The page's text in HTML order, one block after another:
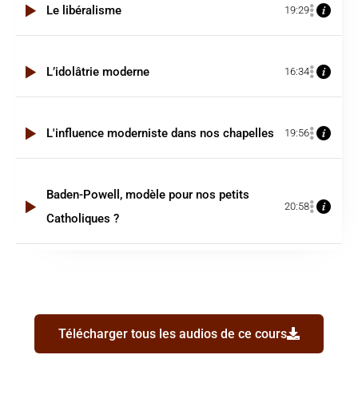
Le libéralisme 19:29
L’idolâtrie moderne 16:34
L'influence moderniste dans nos chapelles 19:56
Baden-Powell, modèle pour nos petits
Catholiques ?
20:58
Télécharger tous les audios de ce cours